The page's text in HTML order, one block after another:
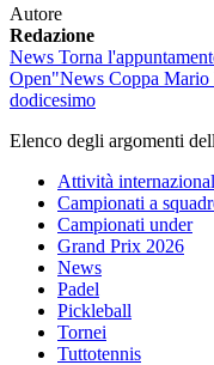
Autore
Redazione
News Torna
Open"News Coppa
dodicesimo
Elenco degli argomenti
Attività
Campionati a
Campionati under
Grand Prix 2026
News
Padel
Pickleball
Tornei
Tuttotennis